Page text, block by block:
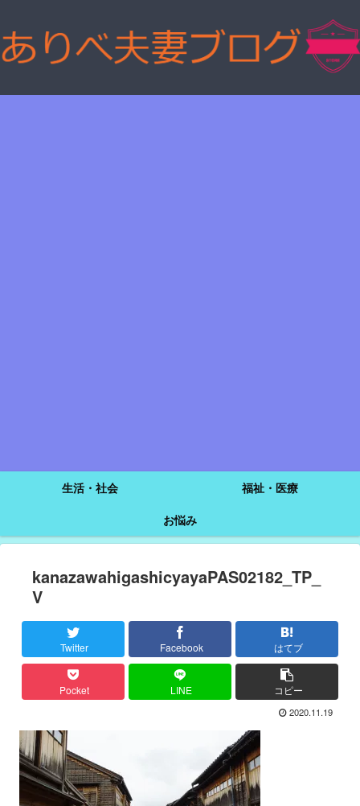
生活・社会
福祉・医療
お悩み
kanazawahigashicyayaPAS02182_TP_
V
Twitter Facebook はてブ
Pocket LINE コピー
2020.11.19